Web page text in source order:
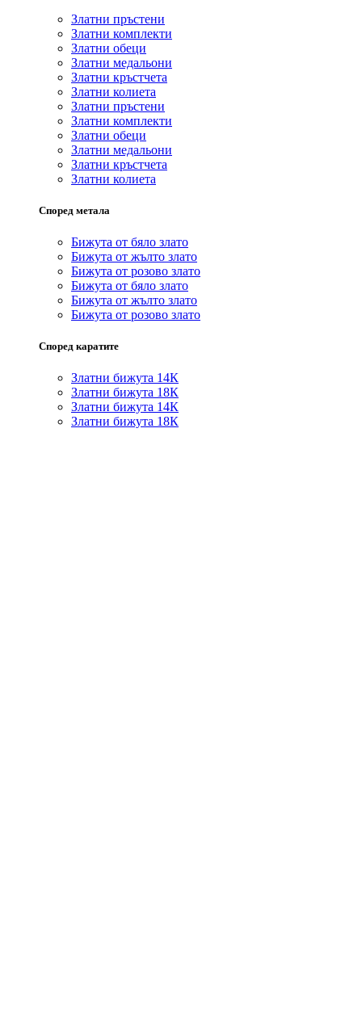
Златни пръстени
Златни комплекти
Златни обеци
Златни медальони
Златни кръстчета
Златни колиета
Златни пръстени
Златни комплекти
Златни обеци
Златни медальони
Златни кръстчета
Златни колиета
Според метала
Бижута от бяло злато
Бижута от жълто злато
Бижута от розово злато
Бижута от бяло злато
Бижута от жълто злато
Бижута от розово злато
Според каратите
Златни бижута 14К
Златни бижута 18К
Златни бижута 14К
Златни бижута 18К